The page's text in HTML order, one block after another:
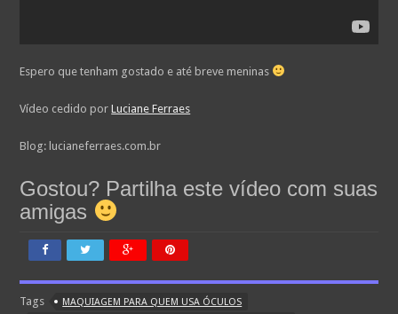
Espero que tenham gostado e até breve meninas
Vídeo cedido porLuciane Ferraes
Blog: lucianeferraes.com.br
Gostou? Partilha este vídeo com suas
amigas
Tags
MAQUIAGEM PARA QUEM USA ÓCULOS